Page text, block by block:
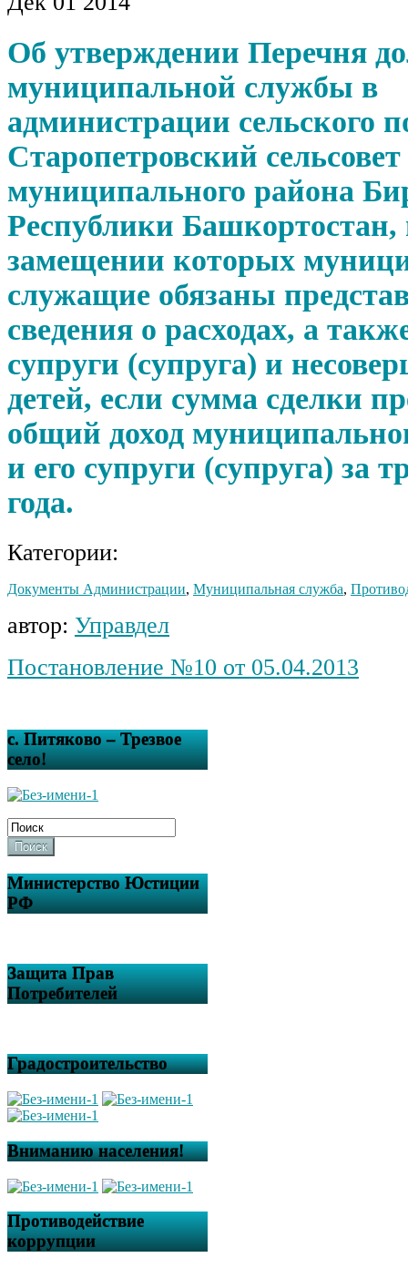
Об утверждении Перечня
муниципальной службы в
администрации сельского
Старопетровский сельсовет
муниципального района
Республики Башкортостан,
замещении которых
служащие обязаны
сведения о расходах, а
супруги (супруга) и
детей, если сумма сделки
общий доход
и его супруги (супруга) за
года.
Категории:
Документы Администрации, Муниципальная служба,
автор: Управдел
Постановление №10 от 05.04.2013
с. Питяково – Трезвое
село!
Поиск
Министерство Юстиции
РФ
Защита Прав
Потребителей
Градостроительство
Вниманию населения!
Противодействие
коррупции